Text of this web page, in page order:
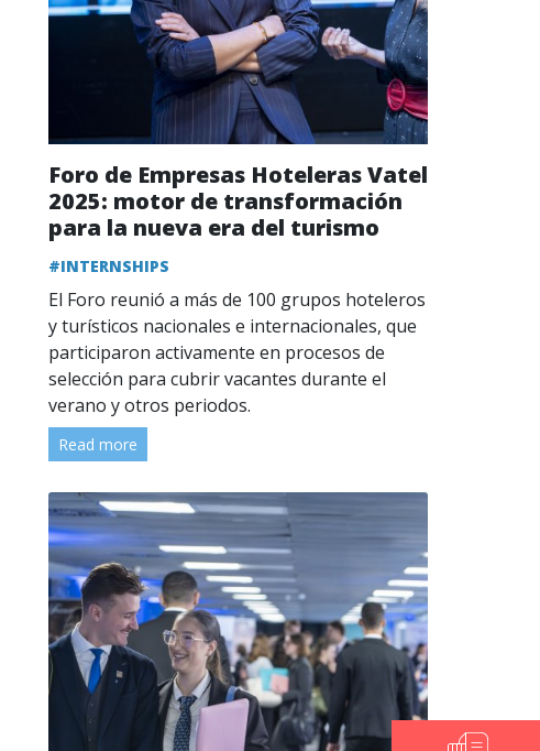
Foro de Empresas Hoteleras Vatel
2025: motor de transformación
para la nueva era del turismo
#INTERNSHIPS
El Foro reunió a más de 100 grupos hoteleros
y turísticos nacionales e internacionales, que
participaron activamente en procesos de
selección para cubrir vacantes durante el
verano y otros periodos.
Read more